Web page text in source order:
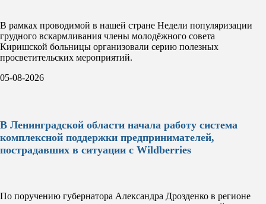
В рамках проводимой в нашей стране Недели популяризации
грудного вскармливания члены молодёжного совета
Киришской больницы организовали серию полезных
просветительских мероприятий.
05-08-2026
В Ленинградской области начала работу система
комплексной поддержки предпринимателей,
пострадавших в ситуации с Wildberries
По поручению губернатора Александра Дрозденко в регионе